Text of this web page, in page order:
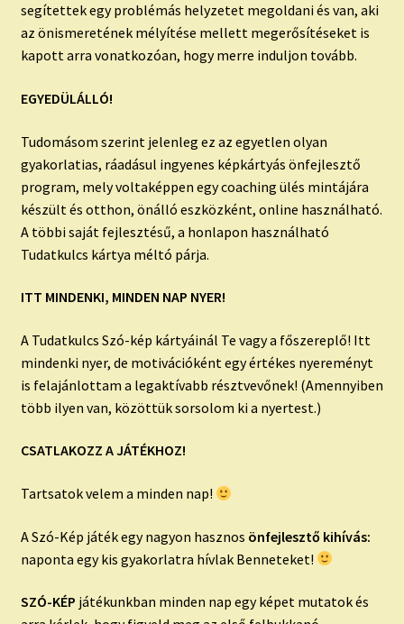
segítettek egy problémás helyzetet megoldani és van, aki
az önismeretének mélyítése mellett megerősítéseket is
kapott arra vonatkozóan, hogy merre induljon tovább.
EGYEDÜLÁLLÓ!
Tudomásom szerint jelenleg ez az egyetlen olyan
gyakorlatias, ráadásul ingyenes képkártyás önfejlesztő
program, mely voltaképpen egy coaching ülés mintájára
készült és otthon, önálló eszközként, online használható.
A többi saját fejlesztésű, a honlapon használható
Tudatkulcs kártya méltó párja.
ITT MINDENKI, MINDEN NAP NYER!
A Tudatkulcs Szó-kép kártyáinál Te vagy a főszereplő! Itt
mindenki nyer, de motivációként egy értékes nyereményt
is felajánlottam a legaktívabb résztvevőnek! (Amennyiben
több ilyen van, közöttük sorsolom ki a nyertest.)
CSATLAKOZZ A JÁTÉKHOZ!
Tartsatok velem a minden nap!
A Szó-Kép játék egy nagyon hasznos önfejlesztő kihívás:
naponta egy kis gyakorlatra hívlak Benneteket!
SZÓ-KÉP játékunkban minden nap egy képet mutatok és